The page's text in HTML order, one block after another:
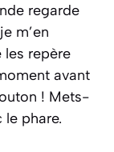
regarde
m’en
les repère
avant
! Mets-
phare.